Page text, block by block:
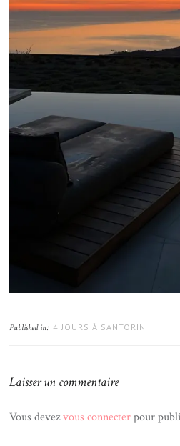
Published in: 4 JOURS À SANTORIN
Laisser un commentaire
Vous devezvous connecterpour